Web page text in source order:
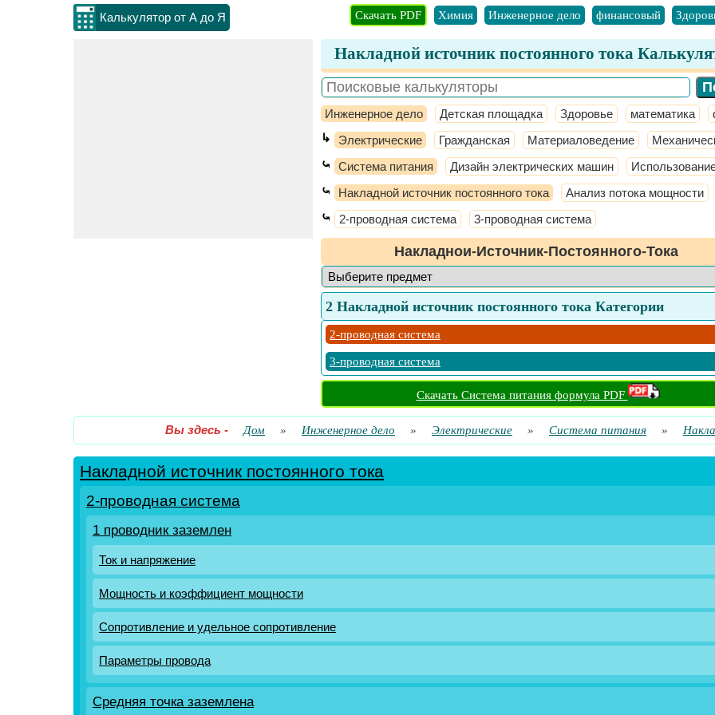
Калькулятор от А до Я Скачать PDF Химия Инженерное дело финансовый
Накладной источник постоянного тока
Инженерное дело Детская площадка Здоровье математика
↳ Электрические Гражданская Материаловедение
⤿ Система питания Дизайн электрических машин Использование
⤿ Накладной источник постоянного тока Анализ потока мощности
⤿ 2-проводная система 3-проводная система
Накладнои-Источник-Постоянного-Тока
2 Накладной источник постоянного тока Категории
2-проводная система
3-проводная система
Скачать Система питания формула PDF
Вы здесь - Дом » Инженерное дело » Электрические » Система питания »
Накладной источник постоянного тока
2-проводная система
1 проводник заземлен
Ток и напряжение
Мощность и коэффициент мощности
Сопротивление и удельное сопротивление
Параметры провода
Средняя точка заземлена